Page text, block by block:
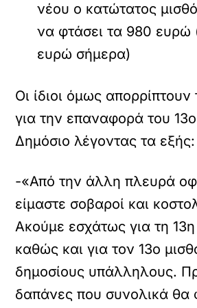
νέου ο κατώτατος
να φτάσει τα 980 ευρώ
ευρώ σήμερα)
Οι ίδιοι όμως απορρίπτουν
για την επαναφορά του 13
Δημόσιο λέγοντας τα εξής:
-«Από την άλλη πλευρά
είμαστε σοβαροί και
Ακούμε εσχάτως για τη
καθώς και για τον 13ο
δημοσίους υπάλληλους.
δαπάνες που συνολικά θα